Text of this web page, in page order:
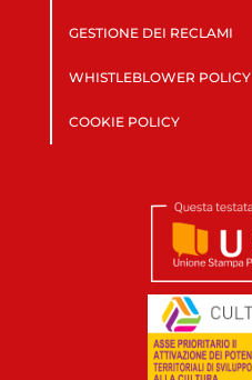
GESTIONE DEI RECLAMI
WHISTLEBLOWER POLICY
COOKIE POLICY